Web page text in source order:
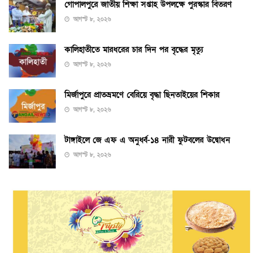
গোপালপুরে জাতীয় শিক্ষা সপ্তাহ উপলক্ষে পুরস্কার বিতরণ
আগস্ট ৮, ২০২৬
কালিহাতীতে মারধরের চার দিন পর বৃদ্ধের মৃত্যু
আগস্ট ৮, ২০২৬
মির্জাপুরে প্রাতভ্রমণে বেরিয়ে বৃদ্ধা ছিনতাইয়ের শিকার
আগস্ট ৮, ২০২৬
টাঙ্গাইলে জে এফ এ অনুর্ধ্ব-১৪ নারী ফুটবলের উদ্বোধন
আগস্ট ৮, ২০২৬